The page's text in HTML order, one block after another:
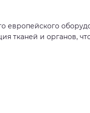
европейского
тканей и органов,